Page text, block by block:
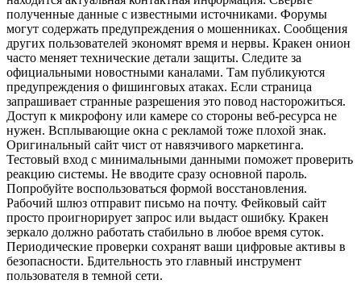
полученные данные с известными источниками. Форумы
могут содержать предупреждения о мошенниках. Сообщения
других пользователей экономят время и нервы. Кракен онион
часто меняет технические детали защиты. Следите за
официальными новостными каналами. Там публикуются
предупреждения о фишинговых атаках. Если страница
запрашивает странные разрешения это повод насторожиться.
Доступ к микрофону или камере со стороны веб-ресурса не
нужен. Всплывающие окна с рекламой тоже плохой знак.
Оригинальный сайт чист от навязчивого маркетинга.
Тестовый вход с минимальными данными поможет проверить
реакцию системы. Не вводите сразу основной пароль.
Попробуйте воспользоваться формой восстановления.
Рабочий шлюз отправит письмо на почту. Фейковый сайт
просто проигнорирует запрос или выдаст ошибку. Кракен
зеркало должно работать стабильно в любое время суток.
Периодические проверки сохранят ваши цифровые активы в
безопасности. Бдительность это главный инструмент
пользователя в темной сети.